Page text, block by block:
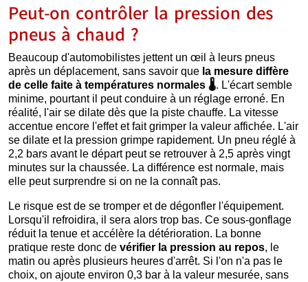
Peut-on contrôler la pression des
pneus à chaud ?
Beaucoup d'automobilistes jettent un œil à leurs pneus
après un déplacement, sans savoir que la mesure diffère
de celle faite à températures normales 🌡️. L'écart semble
minime, pourtant il peut conduire à un réglage erroné. En
réalité, l'air se dilate dès que la piste chauffe. La vitesse
accentue encore l'effet et fait grimper la valeur affichée. L'air
se dilate et la pression grimpe rapidement. Un pneu réglé à
2,2 bars avant le départ peut se retrouver à 2,5 après vingt
minutes sur la chaussée. La différence est normale, mais
elle peut surprendre si on ne la connaît pas.
Le risque est de se tromper et de dégonfler l'équipement.
Lorsqu'il refroidira, il sera alors trop bas. Ce sous-gonflage
réduit la tenue et accélère la détérioration. La bonne
pratique reste donc de vérifier la pression au repos, le
matin ou après plusieurs heures d'arrêt. Si l'on n'a pas le
choix, on ajoute environ 0,3 bar à la valeur mesurée, sans